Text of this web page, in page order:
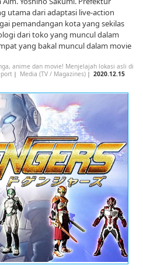
utama dari adaptasi live-action
pemandangan kota yang sekilas
dari toko yang muncul dalam
yang bakal muncul dalam movie
anime dan movie! Menjelajah lokasi asli di
｜ Media (TV / Magazines)｜ 2020.12.15